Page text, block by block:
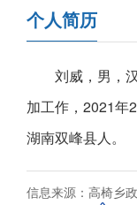
个人简历
刘威，男，
加工作，2021年
湖南双峰县人。
信息来源：高椅乡